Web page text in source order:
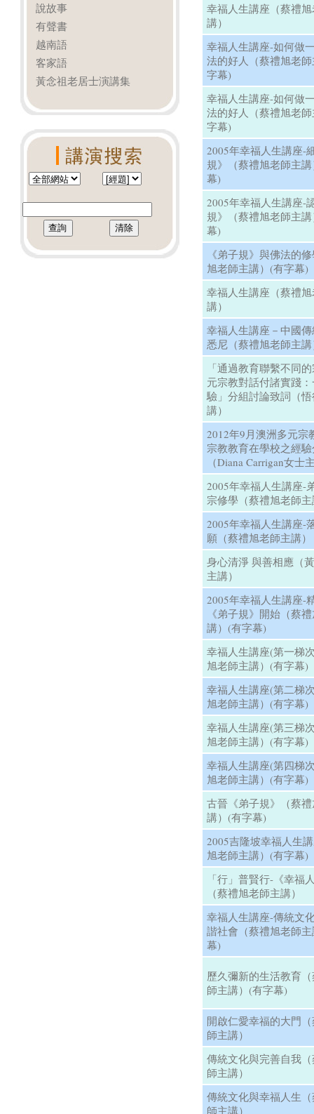
說故事
有聲書
越南語
客家語
黃念祖老居士演講集
幸福人生講座（蔡禮
講）
幸福人生講座-如何做
法的好人（蔡禮旭老
字幕)
幸福人生講座-如何做
法的好人（蔡禮旭老
字幕)
2005年幸福人生講座-
規》（蔡禮旭老師主
幕)
2005年幸福人生講座-
規》（蔡禮旭老師主
幕)
《弟子規》與佛法的
旭老師主講）(有字幕)
幸福人生講座（蔡禮
講）
幸福人生講座－中國
悉尼（蔡禮旭老師主
「通過教育聯繫不同
元宗教對話付諸實踐
驗」分組討論致詞（
講）
2012年9月澳洲多元宗
宗教教育在學校之經
（Diana Carrigan女士
2005年幸福人生講座-
宗修學（蔡禮旭老師
2005年幸福人生講座-
願（蔡禮旭老師主講）
身心清淨 與善相應（
主講）
2005年幸福人生講座-
《弟子規》開始（蔡
講）(有字幕)
幸福人生講座(第一梯
旭老師主講）(有字幕)
幸福人生講座(第二梯
旭老師主講）(有字幕)
幸福人生講座(第三梯
旭老師主講）(有字幕)
幸福人生講座(第四梯
旭老師主講）(有字幕)
古晉《弟子規》（蔡
講）(有字幕)
2005吉隆坡幸福人生
旭老師主講）(有字幕)
「行」普賢行-《幸福
（蔡禮旭老師主講）
幸福人生講座-傳統文
諧社會（蔡禮旭老師
幕)
歷久彌新的生活教育
師主講）(有字幕)
開啟仁愛幸福的大門
師主講）
傳統文化與完善自我
師主講）
傳統文化與幸福人生
師主講）